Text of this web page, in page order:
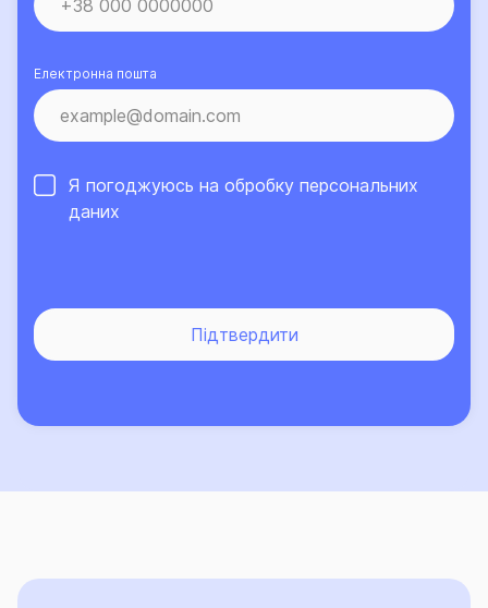
Електронна пошта
Я погоджуюсь на обробку персональних
даних
Підтвердити